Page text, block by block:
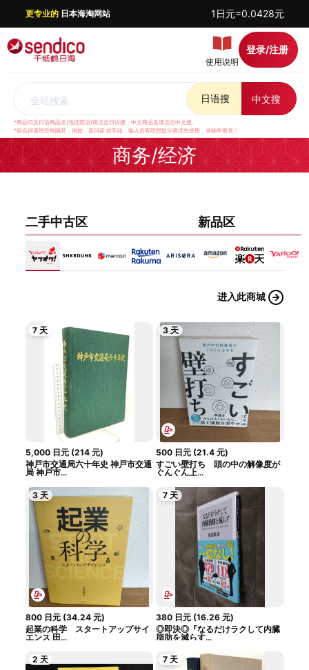
更专业的日本海淘网站 1日元=0.0428元
使用说明
登录/注册
全站搜索 日语搜 中文搜
*商品ID及日语商品名(包括英语)请点击日语搜；中文商品名请点击中文搜。
*组合词请用空格隔开，例如：喜玛诺 纺车轮，输入后有联想提示请优先使用，准确率更高！
商务/经济
二手中古区 新品区
进入此商城
7 天
5,000 日元(214 元)
神戸市交通局六十年史 神戸市交通
局 神戸市...
3 天
500 日元 (21.4 元)
すごい壁打ち 頭の中の解像度が
ぐんぐん上...
3 天
800 日元(34.24 元)
起業の科学 スタートアップサイ
エンス 田...
7 天
380 日元 (16.26 元)
◎即決◎『なるだけラクして内臓
脂肪を減らす...
2 天 7 天